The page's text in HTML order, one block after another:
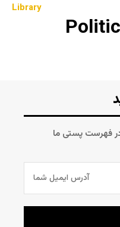
Library
در فهرست پستی ما